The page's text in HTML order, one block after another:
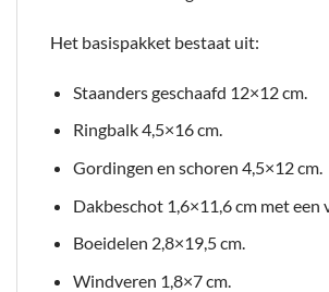
Het basispakket bestaat uit:
Staanders geschaafd 12×12 cm.
Ringbalk 4,5×16 cm.
Gordingen en schoren 4,5×12 cm.
Dakbeschot 1,6×11,6 cm met een
Boeidelen 2,8×19,5 cm.
Windveren 1,8×7 cm.